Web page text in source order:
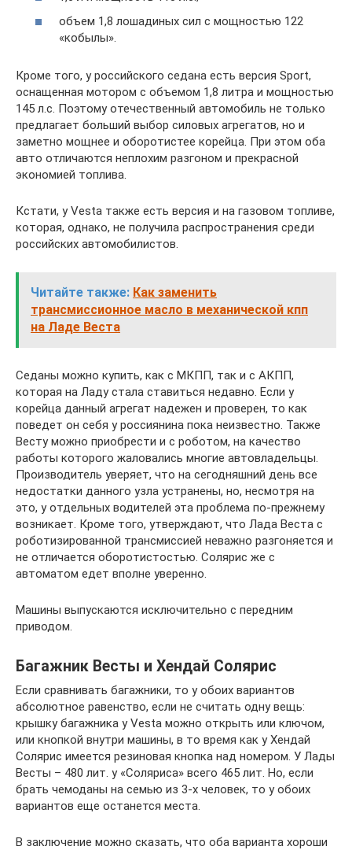
объем 1,8 лошадиных сил с мощностью 122
«кобылы».
Кроме того, у российского седана есть версия Sport,
оснащенная мотором с объемом 1,8 литра и мощностью
145 л.с. Поэтому отечественный автомобиль не только
предлагает больший выбор силовых агрегатов, но и
заметно мощнее и оборотистее корейца. При этом оба
авто отличаются неплохим разгоном и прекрасной
экономией топлива.
Кстати, у Vesta также есть версия и на газовом топливе,
которая, однако, не получила распространения среди
российских автомобилистов.
Читайте также: Как заменить
трансмиссионное масло в механической кпп
на Ладе Веста
Седаны можно купить, как с МКПП, так и с АКПП,
которая на Ладу стала ставиться недавно. Если у
корейца данный агрегат надежен и проверен, то как
поведет он себя у россиянина пока неизвестно. Также
Весту можно приобрести и с роботом, на качество
работы которого жаловались многие автовладельцы.
Производитель уверяет, что на сегодняшний день все
недостатки данного узла устранены, но, несмотря на
это, у отдельных водителей эта проблема по-прежнему
возникает. Кроме того, утверждают, что Лада Веста с
роботизированной трансмиссией неважно разгоняется и
не отличается оборотистостью. Солярис же с
автоматом едет вполне уверенно.
Машины выпускаются исключительно с передним
приводом.
Багажник Весты и Хендай Солярис
Если сравнивать багажники, то у обоих вариантов
абсолютное равенство, если не считать одну вещь:
крышку багажника у Vesta можно открыть или ключом,
или кнопкой внутри машины, в то время как у Хендай
Солярис имеется резиновая кнопка над номером. У Лады
Весты – 480 лит. у «Соляриса» всего 465 лит. Но, если
брать чемоданы на семью из 3-х человек, то у обоих
вариантов еще останется места.
В заключение можно сказать, что оба варианта хороши